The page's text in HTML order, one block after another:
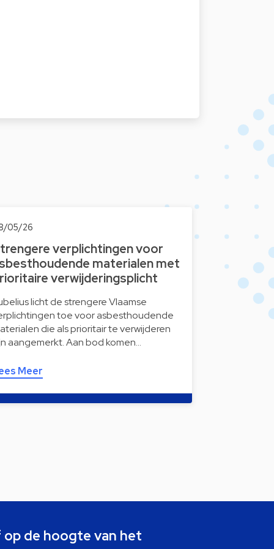
05/26
verplichtingen voor
materialen met
verwijderingsplicht
licht de strengere Vlaamse
toe voor asbesthoudende
die als prioritair te verwijderen
aangemerkt. Aan bod komen…
Meer
op de hoogte van het